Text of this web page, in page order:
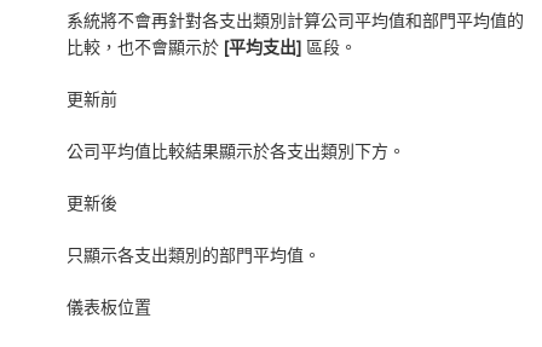
系統將不會再針對各支出類別計算公司平均值和部門平均值的
比較，也不會顯示於 [平均支出] 區段。
更新前
公司平均值比較結果顯示於各支出類別下方。
更新後
只顯示各支出類別的部門平均值。
儀表板位置